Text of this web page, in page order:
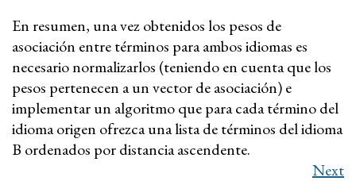
En resumen, una vez obtenidos los pesos de
asociación entre términos para ambos idiomas es
necesario normalizarlos (teniendo en cuenta que los
pesos pertenecen a un vector de asociación) e
implementar un algoritmo que para cada término del
idioma origen ofrezca una lista de términos del idioma
B ordenados por distancia ascendente.
Next